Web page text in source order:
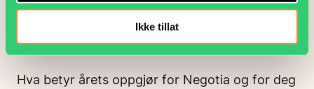
Ikke tillat
Gjør deg kjent med lønnsoppgjøret
Hva betyr årets oppgjør for Negotia og for deg